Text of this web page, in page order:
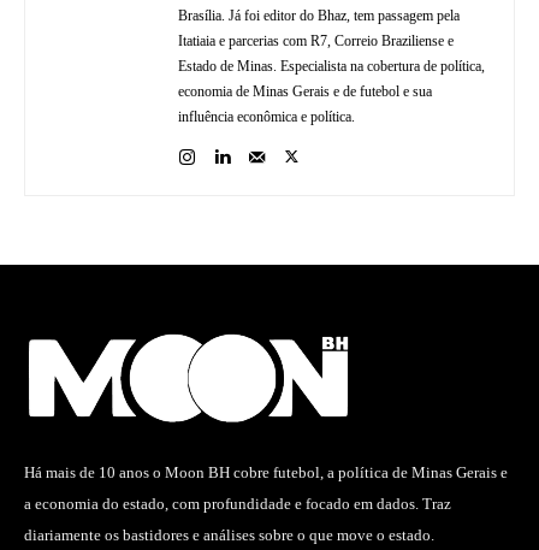
Brasília. Já foi editor do Bhaz, tem passagem pela
Itatiaia e parcerias com R7, Correio Braziliense e
Estado de Minas. Especialista na cobertura de política,
economia de Minas Gerais e de futebol e sua
influência econômica e política.
Há mais de 10 anos o Moon BH cobre futebol, a política de Minas Gerais e
a economia do estado, com profundidade e focado em dados. Traz
diariamente os bastidores e análises sobre o que move o estado.